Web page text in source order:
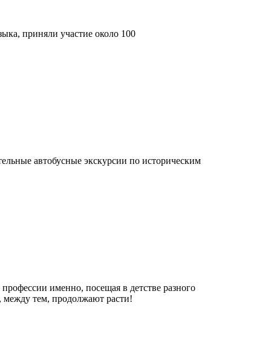
приняли участие около 100
автобусные экскурсии по историческим
именно, посещая в детстве разного
между тем, продолжают расти!